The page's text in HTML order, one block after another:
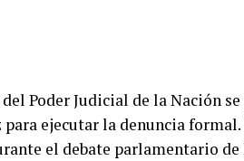
Poder Judicial de la Nación
ejecutar la denuncia
el debate parlamentario de